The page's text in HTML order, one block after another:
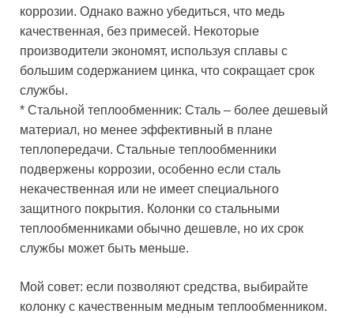
коррозии. Однако важно убедиться, что медь
качественная, без примесей. Некоторые
производители экономят, используя сплавы с
большим содержанием цинка, что сокращает срок
службы.
* Стальной теплообменник: Сталь – более дешевый
материал, но менее эффективный в плане
теплопередачи. Стальные теплообменники
подвержены коррозии, особенно если сталь
некачественная или не имеет специального
защитного покрытия. Колонки со стальными
теплообменниками обычно дешевле, но их срок
службы может быть меньше.
Мой совет: если позволяют средства, выбирайте
колонку с качественным медным теплообменником.